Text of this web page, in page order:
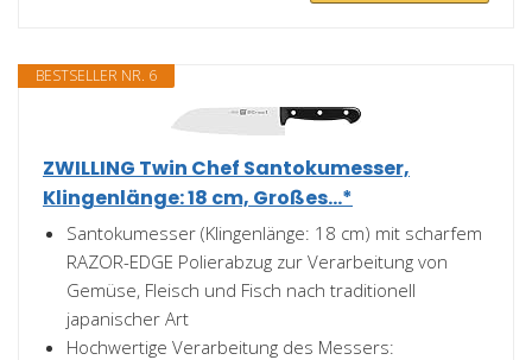
BESTSELLER NR. 6
ZWILLING Twin Chef Santokumesser,
Klingenlänge: 18 cm, Großes...*
Santokumesser (Klingenlänge: 18 cm) mit scharfem
RAZOR-EDGE Polierabzug zur Verarbeitung von
Gemüse, Fleisch und Fisch nach traditionell
japanischer Art
Hochwertige Verarbeitung des Messers: